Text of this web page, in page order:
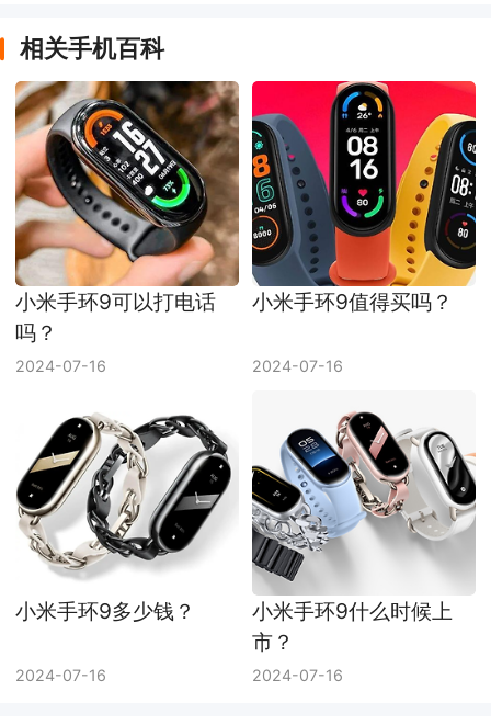
相关手机百科
小米手环9可以打电话
吗？
2024-07-16
小米手环9值得买吗？
2024-07-16
小米手环9多少钱？
2024-07-16
小米手环9什么时候上
市？
2024-07-16